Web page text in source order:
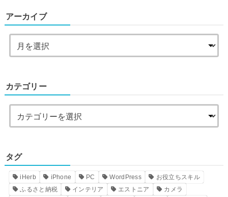
アーカイブ
カテゴリー
タグ
iHerb iPhone PC WordPress
お役立ちスキル
ふるさと納税
インテリア エストニア カメラ